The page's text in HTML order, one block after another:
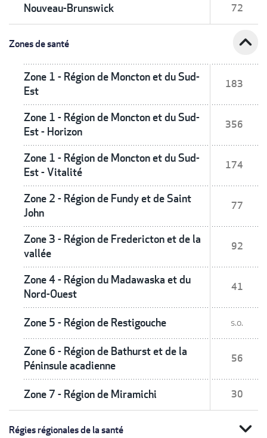
Nouveau-Brunswick 72
Zones de santé expand_less
Zone 1 - Région de Moncton et du Sud-
Est
183
Zone 1 - Région de Moncton et du Sud-
Est - Horizon
356
Zone 1 - Région de Moncton et du Sud-
Est - Vitalité
174
Zone 2 - Région de Fundy et de Saint
John
77
Zone 3 - Région de Fredericton et de la
vallée
92
Zone 4 - Région du Madawaska et du
Nord-Ouest
41
Zone 5 - Région de Restigouche s.o.
Zone 6 - Région de Bathurst et de la
Péninsule acadienne
56
Zone 7 - Région de Miramichi 30
Régies régionales de la santé expand_more